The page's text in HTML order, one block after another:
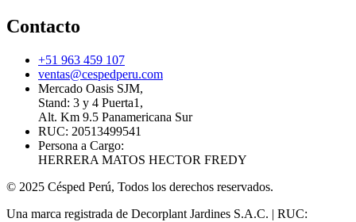
Contacto
+51 963 459 107
ventas@cespedperu.com
Mercado Oasis SJM,
Stand: 3 y 4 Puerta1,
Alt. Km 9.5 Panamericana Sur
RUC: 20513499541
Persona a Cargo:
HERRERA MATOS HECTOR FREDY
© 2025 Césped Perú, Todos los derechos reservados.
Una marca registrada de Decorplant Jardines S.A.C. | RUC: